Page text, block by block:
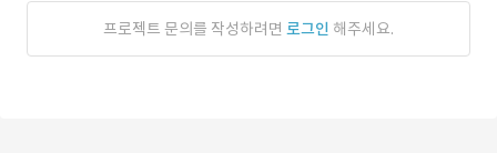
프로젝트 문의를 작성하려면 로그인 해주세요.